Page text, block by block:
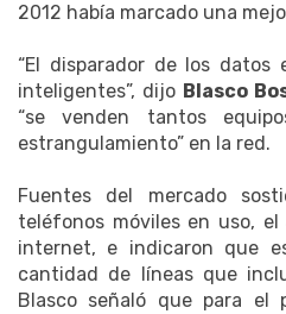
2012 había marcado una
“El disparador de los
inteligentes”, dijo Blasco
“se venden tantos
estrangulamiento” en la red.
Fuentes del mercado
teléfonos móviles en uso, el
internet, e indicaron que
cantidad de líneas que
Blasco señaló que para el